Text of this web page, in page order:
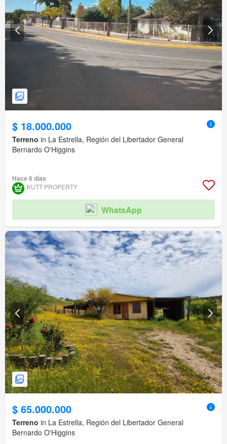
$ 18.000.000
Terreno in La Estrella, Región del Libertador General
Bernardo O'Higgins
Hace 6 días
KUTT PROPERTY
WhatsApp
$ 65.000.000
Terreno in La Estrella, Región del Libertador General
Bernardo O'Higgins